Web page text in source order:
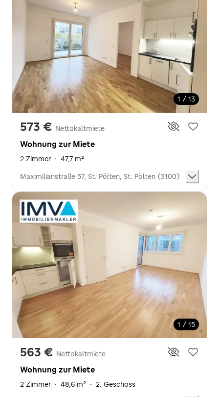
1 / 13
573 € Nettokaltmiete
Wohnung zur Miete
2 Zimmer · 47,7 m²
Maximilianstraße 57, St. Pölten, St. Pölten (3100)
1 / 15
563 € Nettokaltmiete
Wohnung zur Miete
2 Zimmer · 48,6 m² · 2. Geschoss